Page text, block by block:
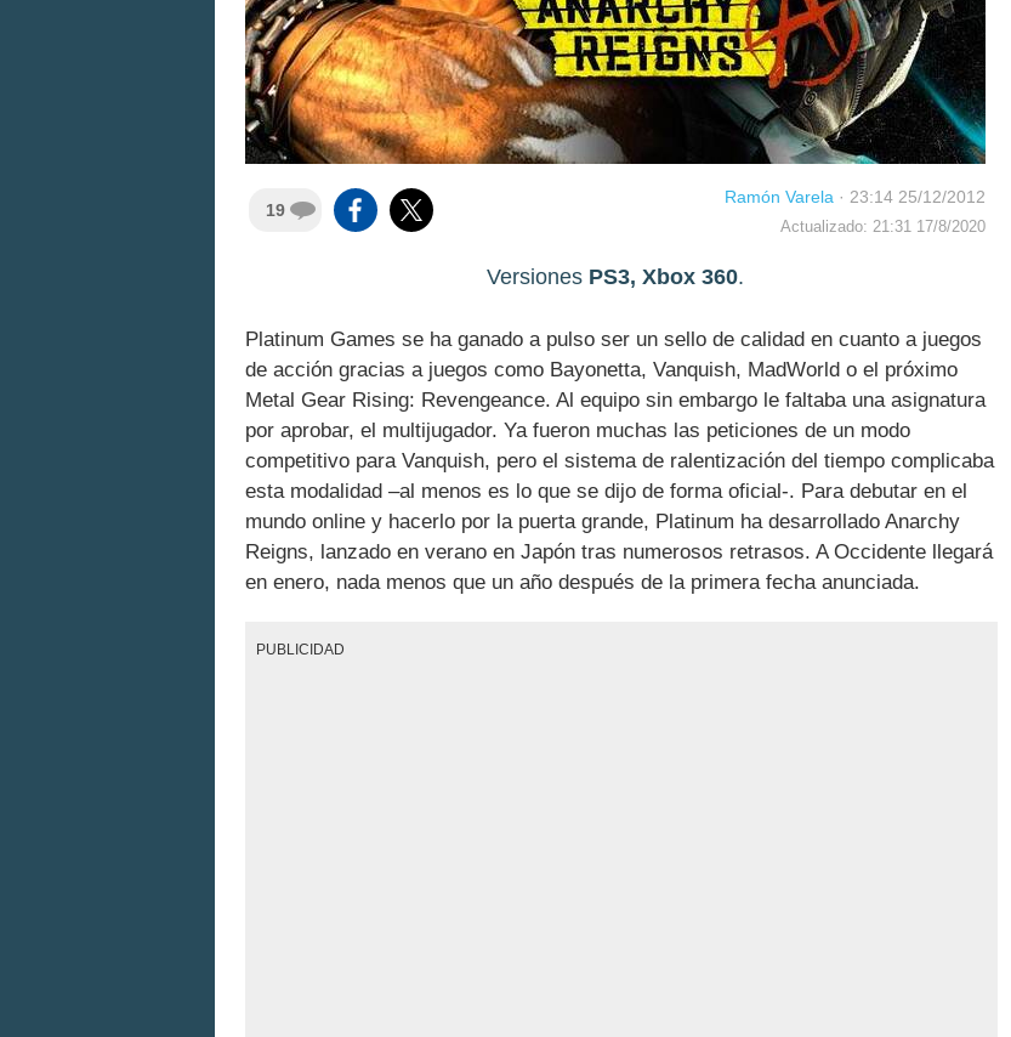
19
Ramón Varela · 23:14 25/12/2012
Actualizado: 21:31 17/8/2020
Versiones PS3, Xbox 360.
Platinum Games se ha ganado a pulso ser un sello de calidad en cuanto a juegos
de acción gracias a juegos como Bayonetta, Vanquish, MadWorld o el próximo
Metal Gear Rising: Revengeance. Al equipo sin embargo le faltaba una asignatura
por aprobar, el multijugador. Ya fueron muchas las peticiones de un modo
competitivo para Vanquish, pero el sistema de ralentización del tiempo complicaba
esta modalidad –al menos es lo que se dijo de forma oficial-. Para debutar en el
mundo online y hacerlo por la puerta grande, Platinum ha desarrollado Anarchy
Reigns, lanzado en verano en Japón tras numerosos retrasos. A Occidente llegará
en enero, nada menos que un año después de la primera fecha anunciada.
PUBLICIDAD